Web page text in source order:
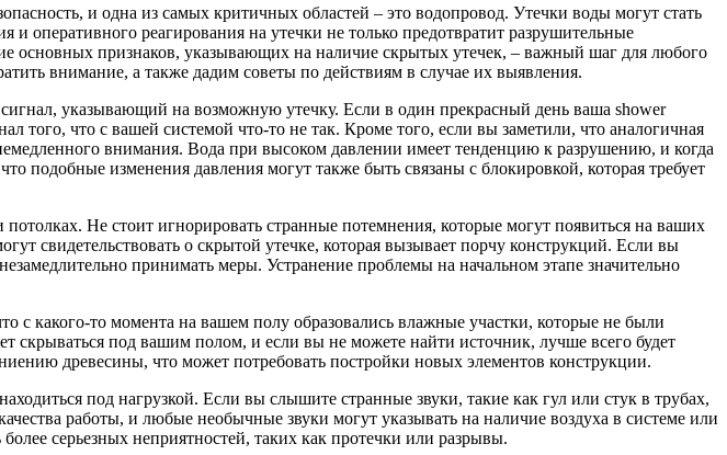
и одна из самых критичных областей – это водопровод. Утечки воды могут стать
оперативного реагирования на утечки не только предотвратит разрушительные
основных признаков, указывающих на наличие скрытых утечек, – важный шаг для любого
внимание, а также дадим советы по действиям в случае их выявления.
указывающий на возможную утечку. Если в один прекрасный день ваша shower
того, что с вашей системой что-то не так. Кроме того, если вы заметили, что аналогичная
внимания. Вода при высоком давлении имеет тенденцию к разрушению, и когда
подобные изменения давления могут также быть связаны с блокировкой, которая требует
Не стоит игнорировать странные потемнения, которые могут появиться на ваших
свидетельствовать о скрытой утечке, которая вызывает порчу конструкций. Если вы
принимать меры. Устранение проблемы на начальном этапе значительно
какого-то момента на вашем полу образовались влажные участки, которые не были
скрываться под вашим полом, и если вы не можете найти источник, лучше всего будет
древесины, что может потребовать постройки новых элементов конструкции.
под нагрузкой. Если вы слышите странные звуки, такие как гул или стук в трубах,
работы, и любые необычные звуки могут указывать на наличие воздуха в системе или
серьезных неприятностей, таких как протечки или разрывы.